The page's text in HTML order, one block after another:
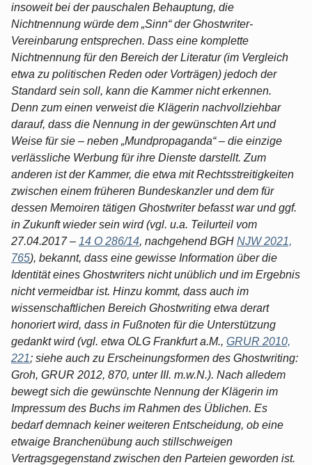
insoweit bei der pauschalen Behauptung, die
Nichtnennung würde dem „Sinn“ der Ghostwriter-
Vereinbarung entsprechen. Dass eine komplette
Nichtnennung für den Bereich der Literatur (im Vergleich
etwa zu politischen Reden oder Vorträgen) jedoch der
Standard sein soll, kann die Kammer nicht erkennen.
Denn zum einen verweist die Klägerin nachvollziehbar
darauf, dass die Nennung in der gewünschten Art und
Weise für sie – neben „Mundpropaganda“ – die einzige
verlässliche Werbung für ihre Dienste darstellt. Zum
anderen ist der Kammer, die etwa mit Rechtsstreitigkeiten
zwischen einem früheren Bundeskanzler und dem für
dessen Memoiren tätigen Ghostwriter befasst war und ggf.
in Zukunft wieder sein wird (vgl. u.a. Teilurteil vom
27.04.2017 – 14 O 286/14, nachgehend BGH NJW 2021,
765), bekannt, dass eine gewisse Information über die
Identität eines Ghostwriters nicht unüblich und im Ergebnis
nicht vermeidbar ist. Hinzu kommt, dass auch im
wissenschaftlichen Bereich Ghostwriting etwa derart
honoriert wird, dass in Fußnoten für die Unterstützung
gedankt wird (vgl. etwa OLG Frankfurt a.M., GRUR 2010,
221; siehe auch zu Erscheinungsformen des Ghostwriting:
Groh, GRUR 2012, 870, unter III. m.w.N.). Nach alledem
bewegt sich die gewünschte Nennung der Klägerin im
Impressum des Buchs im Rahmen des Üblichen. Es
bedarf demnach keiner weiteren Entscheidung, ob eine
etwaige Branchenübung auch stillschweigen
Vertragsgegenstand zwischen den Parteien geworden ist.